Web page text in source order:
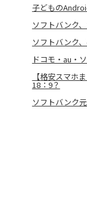
子どもの
ソフトバンク
ソフトバンク
ドコモ・au・
【格安スマホ
18：9？
ソフトバンク